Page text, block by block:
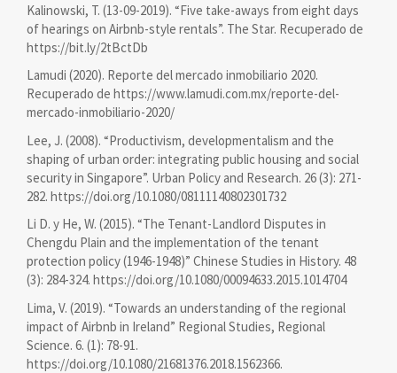
Kalinowski, T. (13-09-2019). “Five take-aways from eight days
of hearings on Airbnb-style rentals”. The Star. Recuperado de
https://bit.ly/2tBctDb
Lamudi (2020). Reporte del mercado inmobiliario 2020.
Recuperado de https://www.lamudi.com.mx/reporte-del-
mercado-inmobiliario-2020/
Lee, J. (2008). “Productivism, developmentalism and the
shaping of urban order: integrating public housing and social
security in Singapore”. Urban Policy and Research. 26 (3): 271-
282. https://doi.org/10.1080/08111140802301732
Li D. y He, W. (2015). “The Tenant-Landlord Disputes in
Chengdu Plain and the implementation of the tenant
protection policy (1946-1948)” Chinese Studies in History. 48
(3): 284-324. https://doi.org/10.1080/00094633.2015.1014704
Lima, V. (2019). “Towards an understanding of the regional
impact of Airbnb in Ireland” Regional Studies, Regional
Science. 6. (1): 78-91.
https://doi.org/10.1080/21681376.2018.1562366.